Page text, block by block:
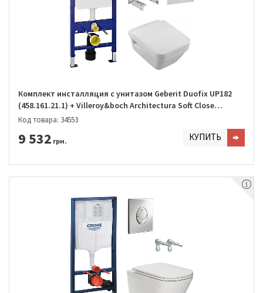
Комплект инсталляция с унитазом Geberit Duofix UP182
(458.161.21.1) + Villeroy&boch Architectura Soft Close
DirectFlush (5685HR01)
Код товара: 34553
9 532 грн. КУПИТЬ